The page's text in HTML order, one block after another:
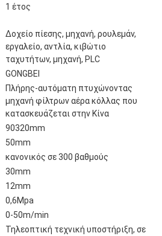
1 έτος
Δοχείο πίεσης, μηχανή, ρουλεμάν,
εργαλείο, αντλία, κιβώτιο
ταχυτήτων, μηχανή, PLC
GONGBEI
Πλήρης-αυτόματη πτυχώνοντας
μηχανή φίλτρων αέρα κόλλας που
κατασκευάζεται στην Κίνα
90320mm
50mm
κανονικός σε 300 βαθμούς
30mm
12mm
0,6Mpa
0-50m/min
Τηλεοπτική τεχνική υποστήριξη, σε